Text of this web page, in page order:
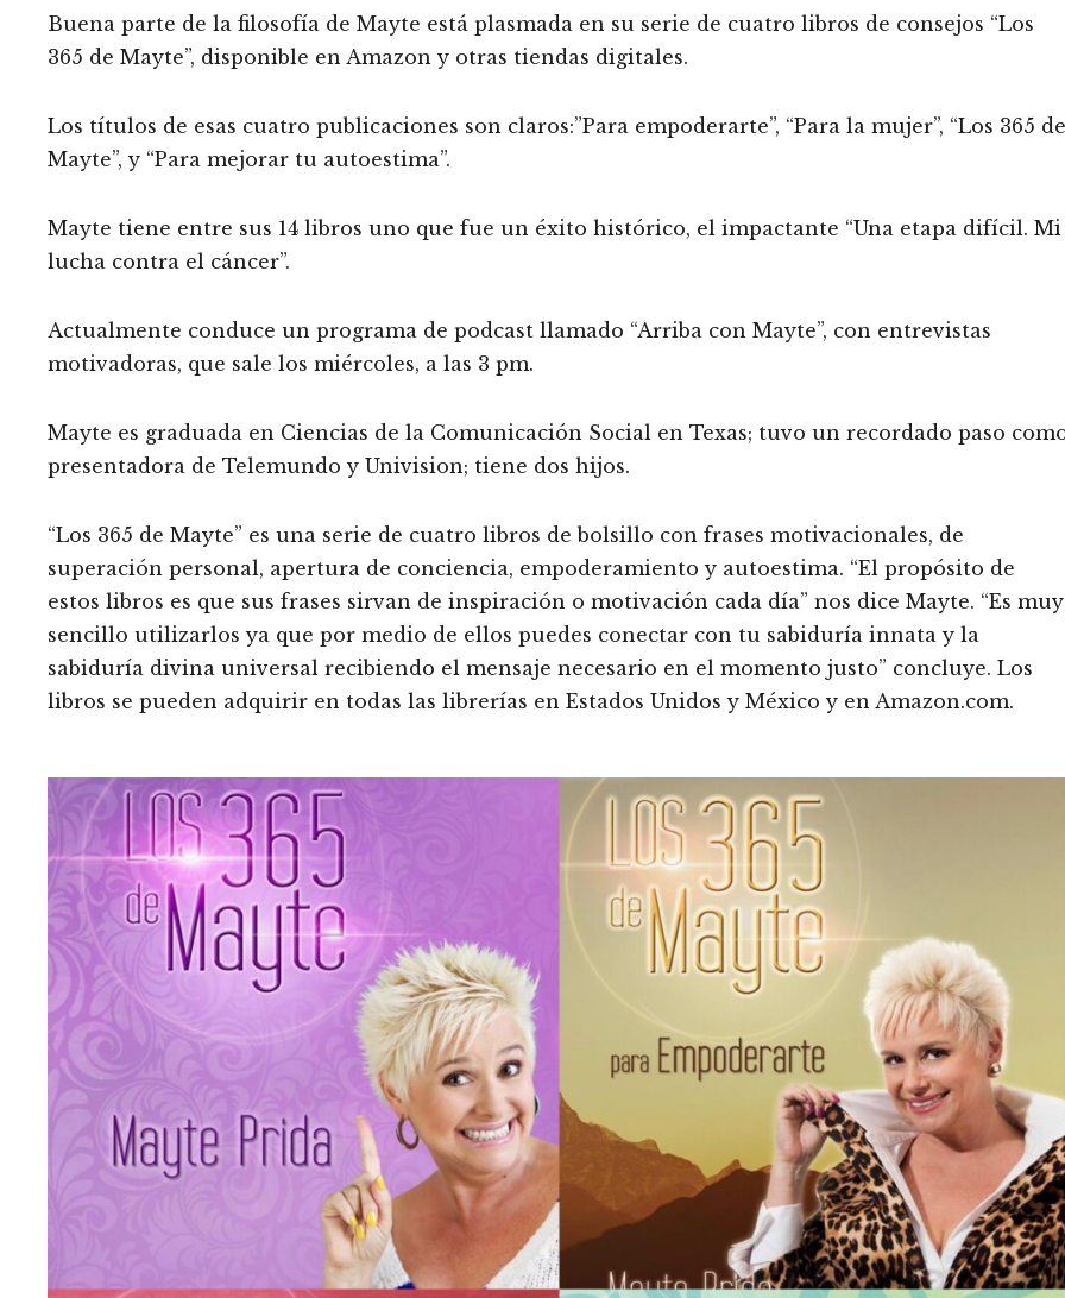
Buena parte de la filosofía de Mayte está plasmada en su serie de cuatro libros de consejos “Los
365 de Mayte”, disponible en Amazon y otras tiendas digitales.
Los títulos de esas cuatro publicaciones son claros:”Para empoderarte”, “Para la mujer”, “Los 365 de
Mayte”, y “Para mejorar tu autoestima”.
Mayte tiene entre sus 14 libros uno que fue un éxito histórico, el impactante “Una etapa difícil. Mi
lucha contra el cáncer”.
Actualmente conduce un programa de podcast llamado “Arriba con Mayte”, con entrevistas
motivadoras, que sale los miércoles, a las 3 pm.
Mayte es graduada en Ciencias de la Comunicación Social en Texas; tuvo un recordado paso
presentadora de Telemundo y Univision; tiene dos hijos.
“Los 365 de Mayte” es una serie de cuatro libros de bolsillo con frases motivacionales, de
superación personal, apertura de conciencia, empoderamiento y autoestima. “El propósito de
estos libros es que sus frases sirvan de inspiración o motivación cada día” nos dice Mayte. “Es muy
sencillo utilizarlos ya que por medio de ellos puedes conectar con tu sabiduría innata y la
sabiduría divina universal recibiendo el mensaje necesario en el momento justo” concluye. Los
libros se pueden adquirir en todas las librerías en Estados Unidos y México y en Amazon.com.